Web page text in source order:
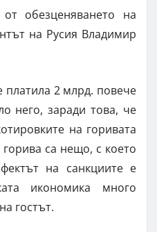
обезценяването на
на Русия Владимир
платила 2 млрд. повече
него, заради това, че
на горивата
са нещо, с което
на санкциите е
икономика много
гостът.